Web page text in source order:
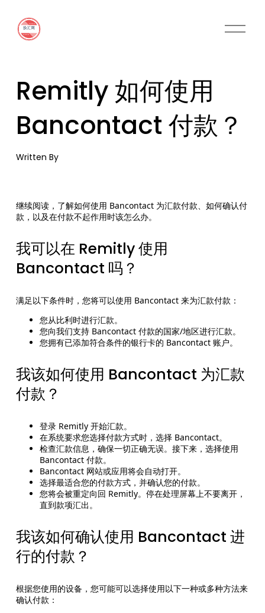
O
Remitly 如何使用
Bancontact 付款？
Written By
继续阅读，了解如何使用 Bancontact 为汇款付款、如何确认付
款，以及在付款不起作用时该怎么办。
我可以在 Remitly 使用
Bancontact 吗？
满足以下条件时，您将可以使用 Bancontact 来为汇款付款：
您从比利时进行汇款。
您向我们支持 Bancontact 付款的国家/地区进行汇款。
您拥有已添加符合条件的银行卡的 Bancontact 账户。
我该如何使用 Bancontact 为汇款
付款？
登录 Remitly 开始汇款。
在系统要求您选择付款方式时，选择 Bancontact。
检查汇款信息，确保一切正确无误。接下来，选择使用
Bancontact 付款。
Bancontact 网站或应用将会自动打开。
选择最适合您的付款方式，并确认您的付款。
您将会被重定向回 Remitly。停在处理屏幕上不要离开，
直到款项汇出。
我该如何确认使用 Bancontact 进
行的付款？
根据您使用的设备，您可能可以选择使用以下一种或多种方法来
确认付款：